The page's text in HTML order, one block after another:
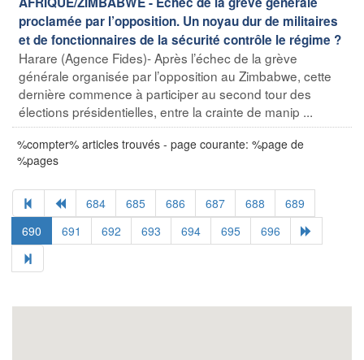
proclamée par l’opposition. Un noyau dur de militaires
et de fonctionnaires de la sécurité contrôle le régime ?
Harare (Agence Fides)- Après l’échec de la grève
générale organisée par l’opposition au Zimbabwe, cette
dernière commence à participer au second tour des
élections présidentielles, entre la crainte de manip ...
%compter% articles trouvés - page courante: %page de
%pages
684 685 686 687 688
689
690
691 692 693 694 695 696